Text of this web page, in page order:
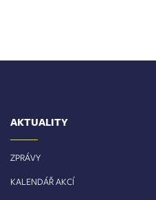
AKTUALITY
ZPRÁVY
KALENDÁŘ AKCÍ